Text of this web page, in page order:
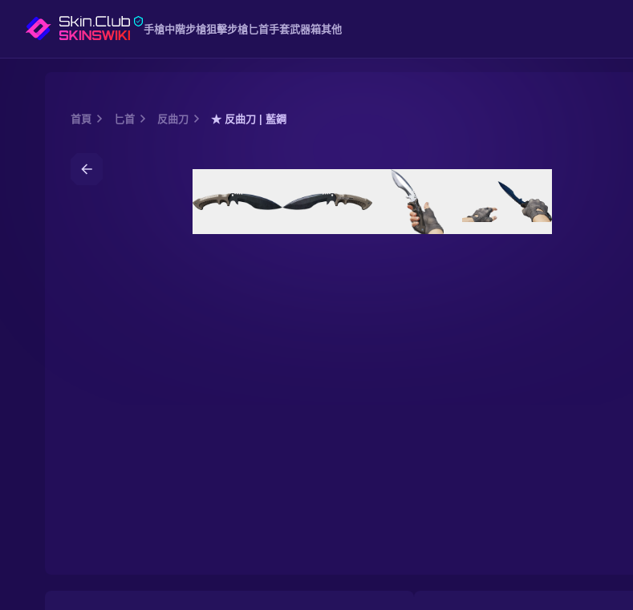
手槍中階步槍狙擊步槍 匕首手套武器箱其他
首頁 匕首 反曲刀 ★ 反曲刀 | 藍鋼